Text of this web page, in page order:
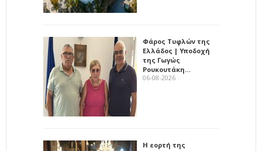
Φάρος Τυφλών της
Ελλάδος | Υποδοχή
της Γωγώς
Ρουκουτάκη…
06-08-2026
Η εορτή της